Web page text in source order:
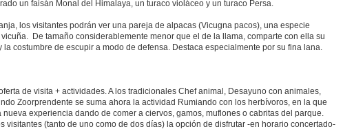
un faisán Monal del Himalaya, un turaco violáceo y un turaco Persa.
los visitantes podrán ver una pareja de alpacas (Vicugna pacos), una especie
De tamaño considerablemente menor que el de la llama, comparte con ella su
costumbre de escupir a modo de defensa. Destaca especialmente por su fina lana.
de visita + actividades. A los tradicionales Chef animal, Desayuno con animales,
Zoorprendente se suma ahora la actividad Rumiando con los herbívoros, en la que
experiencia dando de comer a ciervos, gamos, muflones o cabritas del parque.
visitantes (tanto de uno como de dos días) la opción de disfrutar -en horario concertado-